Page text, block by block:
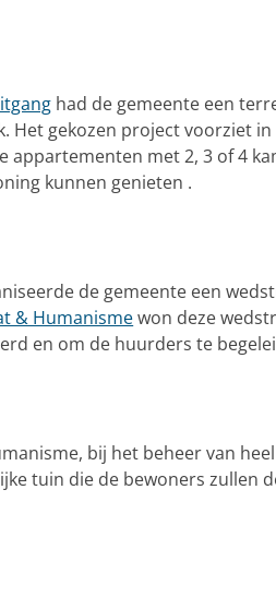
had de gemeente een
gekozen project voorziet
met 2, 3 of 4
kunnen genieten .
de gemeente een
& Humanismewon deze
en om de huurders te
bij het beheer van
tuin die de bewoners zullen